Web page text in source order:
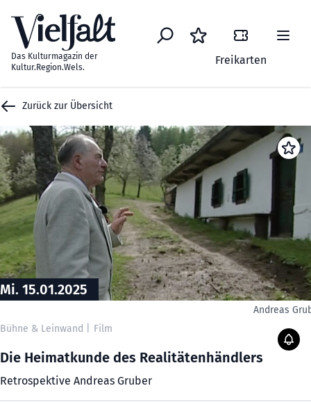
Das Kulturmagazin der
Kultur.Region.Wels.
Freikarten
Zurück zur Übersicht
Mi. 15.01.2025
Andreas
Bühne & Leinwand
Film
Die Heimatkunde des Realitätenhändlers
Retrospektive Andreas Gruber